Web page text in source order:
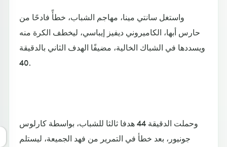
واستغل سانتي مينا، مهاجم الشباب، خطأً فادحًا من
حارس أبها، الكاميروني ديفيز إيباسي، ليخطف الكرة منه
ويسددها في الشباك الخالية، مضيفًا الهدف الثاني بالدقيقة
40.
وحملت الدقيقة 44 هدفا ثالثا للشباب، بواسطة كارلوس
جونيور، بعد خطأ في التمرير من فهد الجميعة، ليستلم